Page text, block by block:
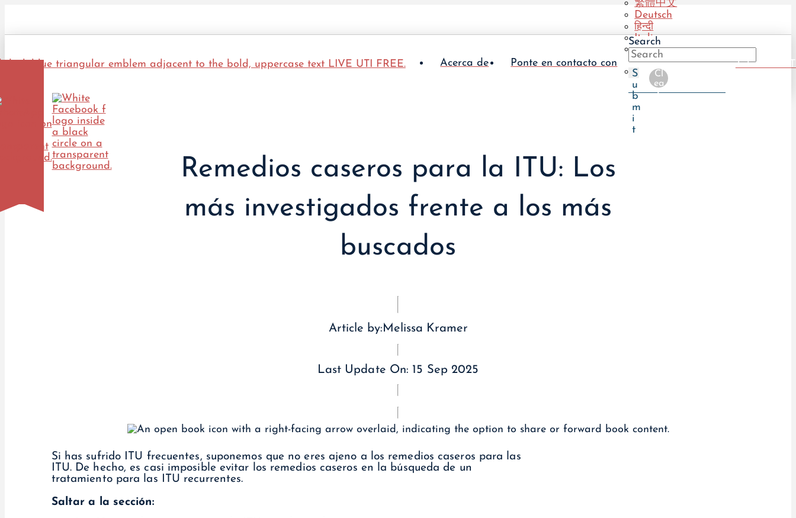
繁體中文
Deutsch
हिन्दी
Italiano
Português
(BR)
Português
(PT)
Acerca de Ponte en contacto con
Search
S
u
b
m
i
t
Cl
ea
r
Take The
Remedios caseros para la ITU: Los
más investigados frente a los más
buscados
Article by:Melissa Kramer
Last Update On: 15 Sep 2025
Si has sufrido ITU frecuentes, suponemos que no eres ajeno a los remedios caseros para las
ITU. De hecho, es casi imposible evitar los remedios caseros en la búsqueda de un
tratamiento para las ITU recurrentes.
Saltar a la sección: